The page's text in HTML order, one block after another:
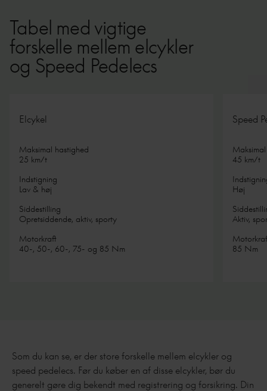
Tabel med vigtige
forskelle mellem elcykler
og Speed Pedelecs
Elcykel
Maksimal hastighed
25 km/t
Indstigning
Lav & høj
Siddestilling
Opretsiddende, aktiv, sporty
Motorkraft
40-, 50-, 60-, 75- og 85 Nm
Speed
45 km/t
Høj
Aktiv,
85 Nm
Som du kan se, er der store forskelle mellem elcykler og
speed pedelecs. Før du køber en af disse elcykler, bør du
generelt gøre dig bekendt med registrering og forsikring. Din